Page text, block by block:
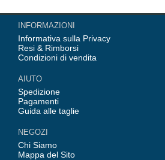
Nel nostro negozio trovi le calcio maglie italia
Italia, Germania, Spagna, Argentina, Francia,
delle squadre italiane (Juventus, AC Milan, Inter
Team(Barcellona, Real Madrid, Bayern
INFORMAZIONI
Informativa sulla Privacy
Resi & Rimborsi
Condizioni di vendita
AIUTO
Spedizione
Pagamenti
Guida alle taglie
NEGOZI
Chi Siamo
Mappa del Sito